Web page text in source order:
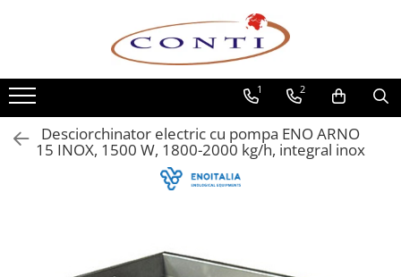
Toate Produsele
Casa si Gradina
Utilaje pentru gradina si accesorii
Atomizoare si Pulverizatoare
Drujbe si fierastraie cu lant
Masini de tuns iarba si accesorii
1 2
Desciorchinator electric cu pompa ENO ARNO
15 INOX, 1500 W, 1800-2000 kg/h, integral inox